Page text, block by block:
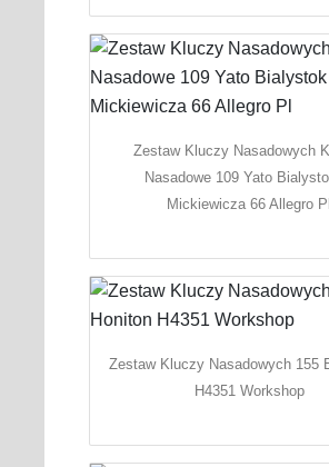
Zestaw Kluczy Nasadowych
Nasadowe 109 Yato
Mickiewicza 66 Allegro Pl
Zestaw Kluczy Nasadowych 155
H4351 Workshop